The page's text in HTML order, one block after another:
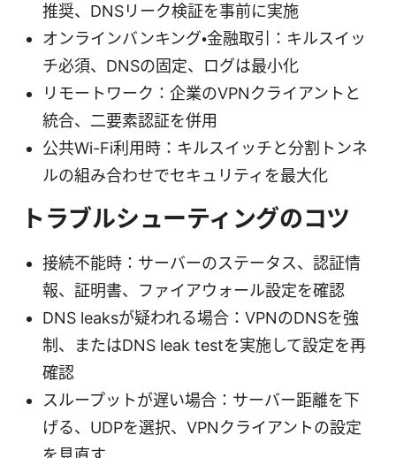
推奨、DNSリーク検証を事前に実施
オンラインバンキング・金融取引：キルスイッ
チ必須、DNSの固定、ログは最小化
リモートワーク：企業のVPNクライアントと
統合、二要素認証を併用
公共Wi-Fi利用時：キルスイッチと分割トンネ
ルの組み合わせでセキュリティを最大化
トラブルシューティングのコツ
接続不能時：サーバーのステータス、認証情
報、証明書、ファイアウォール設定を確認
DNS leaksが疑われる場合：VPNのDNSを強
制、またはDNS leak testを実施して設定を再
確認
スループットが遅い場合：サーバー距離を下
げる、UDPを選択、VPNクライアントの設定